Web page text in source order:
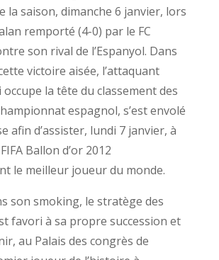
la saison, dimanche 6 janvier, lors
remporté (4-0) par le FC
son rival de l’Espanyol. Dans
victoire aisée, l’attaquant
la tête du classement des
espagnol, s’est envolé
afin d’assister, lundi 7 janvier, à
Ballon d’or 2012
le meilleur joueur du monde.
son smoking, le stratège des
favori à sa propre succession et
au Palais des congrès de